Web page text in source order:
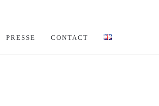
PRESSE CONTACT